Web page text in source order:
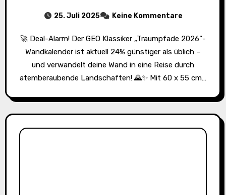
25. Juli 2025 Keine Kommentare
🚀 Deal-Alarm! Der GEO Klassiker „Traumpfade 2026“-
Wandkalender ist aktuell 24% günstiger als üblich –
und verwandelt deine Wand in eine Reise durch
atemberaubende Landschaften! 🌄✨ Mit 60 x 55 cm…